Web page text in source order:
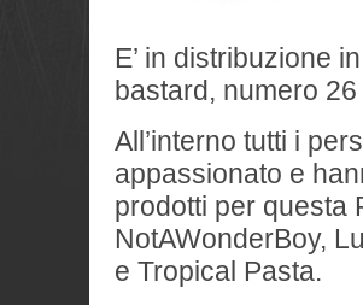
E’ in distribuzione
bastard, numero
All’interno tutti i
appassionato e
prodotti per questa
NotAWonderBoy,
e Tropical Pasta.